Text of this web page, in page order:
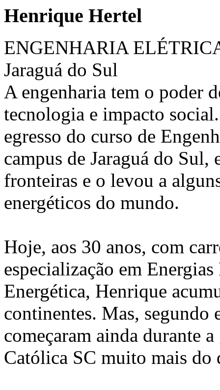
Henrique Hertel
ENGENHARIA
Jaraguá do Sul
A engenharia tem o poder
tecnologia e impacto
egresso do curso de
campus de Jaraguá do Sul,
fronteiras e o levou a
energéticos do mundo.
Hoje, aos 30 anos, com
especialização em
Energética, Henrique
continentes. Mas, segundo
começaram ainda durante
Católica SC muito mais do